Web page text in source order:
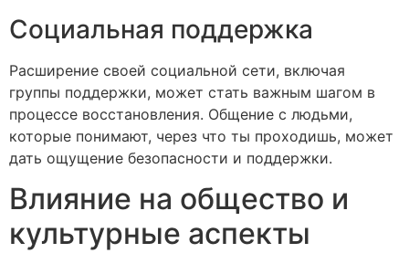
Социальная поддержка
Расширение своей социальной сети, включая
группы поддержки, может стать важным шагом в
процессе восстановления. Общение с людьми,
которые понимают, через что ты проходишь, может
дать ощущение безопасности и поддержки.
Влияние на общество и
культурные аспекты